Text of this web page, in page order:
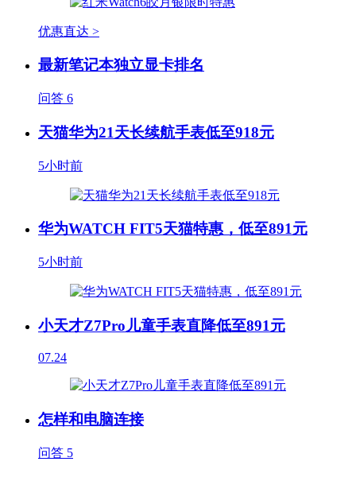
优惠直达 >
最新笔记本独立显卡排名
问答 6
天猫华为21天长续航手表低至918元
5小时前
华为WATCH FIT5天猫特惠，低至891元
5小时前
小天才Z7Pro儿童手表直降低至891元
07.24
怎样和电脑连接
问答 5